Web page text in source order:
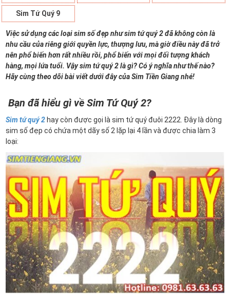
Sim Tứ Quý 9
Việc sử dụng các loại sim số đẹp như sim tứ quý 2 đã không còn là
nhu cầu của riêng giới quyền lực, thượng lưu, mà giờ điều này đã trở
nên phổ biến hơn rất nhiều rồi, phổ biến với mọi đối tượng khách
hàng, mọi lứa tuổi. Vậy sim tứ quý 2 là gì? Có ý nghĩa như thế nào?
Hãy cùng theo dõi bài viết dưới đây của Sim Tiền Giang nhé!
Bạn đã hiểu gì về Sim Tứ Quý 2?
Sim tứ quý 2 hay còn được gọi là sim tứ quý đuôi 2222. Đây là dòng
sim số đẹp có chứa một dãy số 2 lặp lại 4 lần và được chia làm 3
loại: